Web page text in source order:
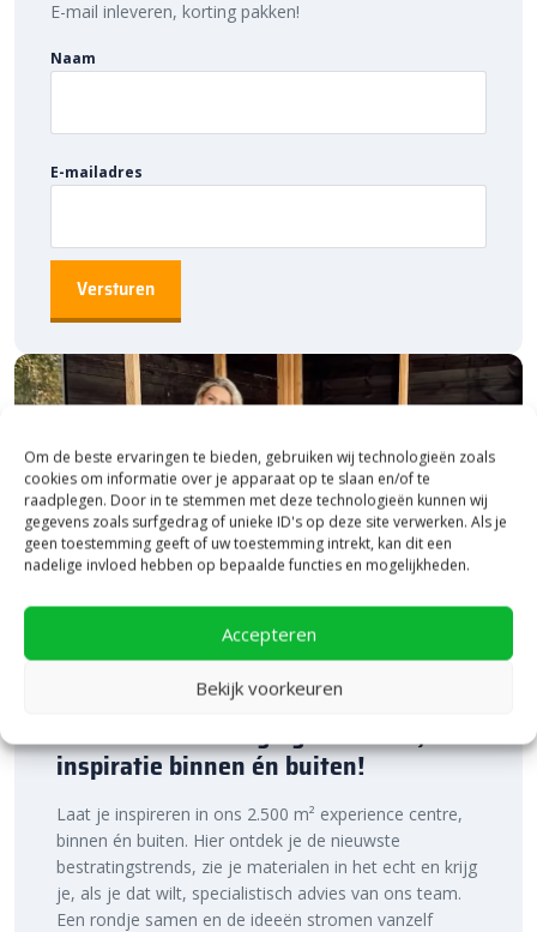
Om de beste ervaringen te bieden, gebruiken wij technologieën zoals
cookies om informatie over je apparaat op te slaan en/of te
raadplegen. Door in te stemmen met deze technologieën kunnen wij
gegevens zoals surfgedrag of unieke ID's op deze site verwerken. Als je
geen toestemming geeft of uw toestemming intrekt, kan dit een
nadelige invloed hebben op bepaalde functies en mogelijkheden.
Accepteren
Bekijk voorkeuren
dat de Ceramiton 60×60 tegels nog jarenlang goed blijven liggen,
doordat deze niet verzakken en verschuiven.
snelle levering
Bij Bestratingsmarkt.com ben je verzekerd van de beste prijs in
daarom vandaag nog en ontdek de hoogwaardige kwaliteit en
voordelige prijzen van de Ceramiton 60×60 tegel bij
Bestratingsmarkt.com.
E-mail inleveren, korting pakken!
Naam
E-mailadres
Bezoek onze vestiging in Heerde,
inspiratie binnen én buiten!
Laat je inspireren in ons 2.500 m² experience centre,
binnen én buiten. Hier ontdek je de nieuwste
bestratingstrends, zie je materialen in het echt en krijg
je, als je dat wilt, specialistisch advies van ons team.
Een rondje samen en de ideeën stromen vanzelf